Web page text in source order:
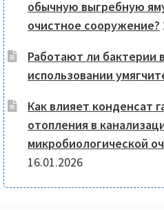
обычную выгребную
очистное сооружение?
Работают ли бактерии
использовании
Как влияет конденсат
отопления в
микробиологической
16.01.2026